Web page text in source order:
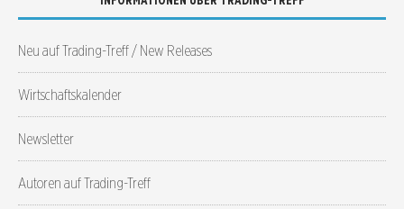
Neu auf Trading-Treff / New Releases
Wirtschaftskalender
Newsletter
Autoren auf Trading-Treff